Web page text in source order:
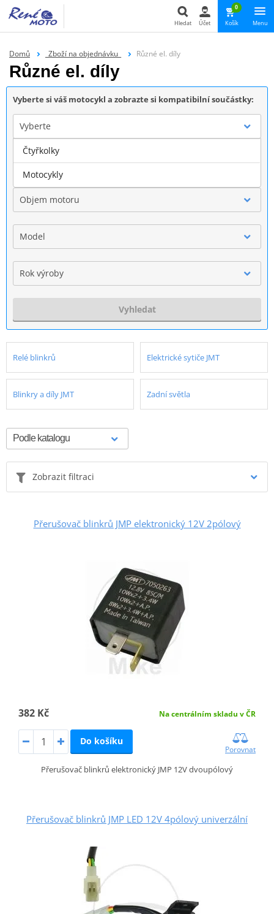
Hledat Účet
0
Košík Menu
Domů _Zboží na objednávku_ Různé el. díly
Různé el. díly
Vyberte si váš motocykl a zobrazte si kompatibilní součástky:
Vyberte
Značka
Objem motoru
Model
Rok výroby
Vyhledat
Relé blinkrů Elektrické sytiče JMT
Blinkry a díly JMT Zadní světla
Zobrazit filtraci
Přerušovač blinkrů JMP elektronický 12V 2pólový
382 Kč Na centrálním skladu v ČR
Do košíku
Porovnat
Přerušovač blinkrů elektronický JMP 12V dvoupólový
Přerušovač blinkrů JMP LED 12V 4pólový univerzální
Čtyřkolky
Motocykly